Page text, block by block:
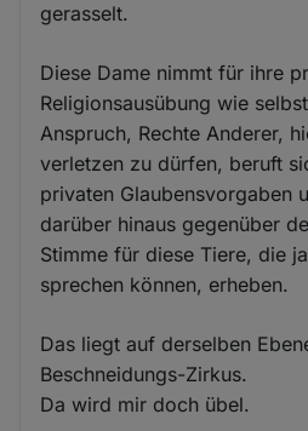
gerasselt.
Diese Dame nimmt für ihre
Religionsausübung wie
Anspruch, Rechte Anderer,
verletzen zu dürfen, beruft
privaten Glaubensvorgaben
darüber hinaus gegenüber
Stimme für diese Tiere, die
sprechen können, erheben.
Das liegt auf derselben
Beschneidungs-Zirkus.
Da wird mir doch übel.